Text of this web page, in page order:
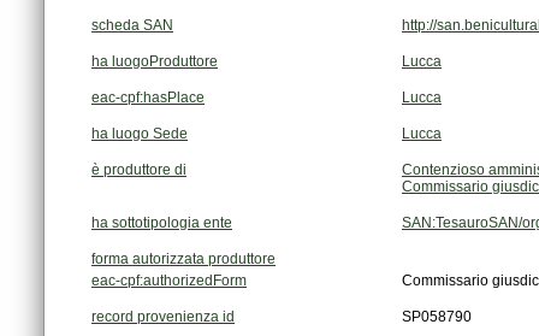
scheda SAN http://
ha luogoProduttore Lucca
eac-cpf:hasPlace Lucca
ha luogo Sede Lucca
è produttore di
Contenzioso
Commissario
ha sottotipologia ente SAN:TesauroSAN/
forma autorizzata produttore
eac-cpf:authorizedForm
Commissario
record provenienza id SP058790